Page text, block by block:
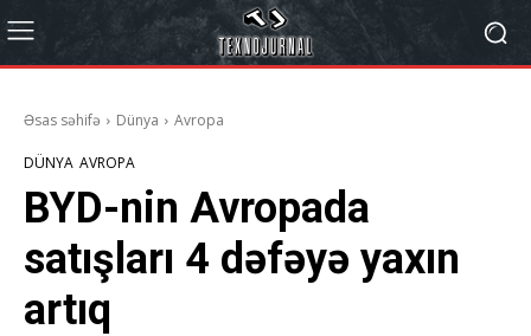
Əsas səhifə Dünya Avropa
DÜNYA AVROPA
BYD-nin Avropada
satışları 4 dəfəyə yaxın
artıq